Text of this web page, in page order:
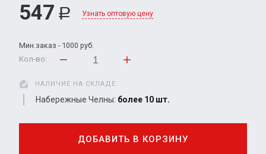
547 Р Узнать оптовую цену
Мин.заказ - 1000 руб.
Кол-во:
НАЛИЧИЕ НА СКЛАДЕ:
Набережные Челны: более 10 шт.
ДОБАВИТЬ В КОРЗИНУ